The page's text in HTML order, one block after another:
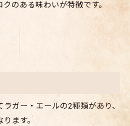
のある味わいが特徴です。
ガー・エールの2種類があり、
ます。